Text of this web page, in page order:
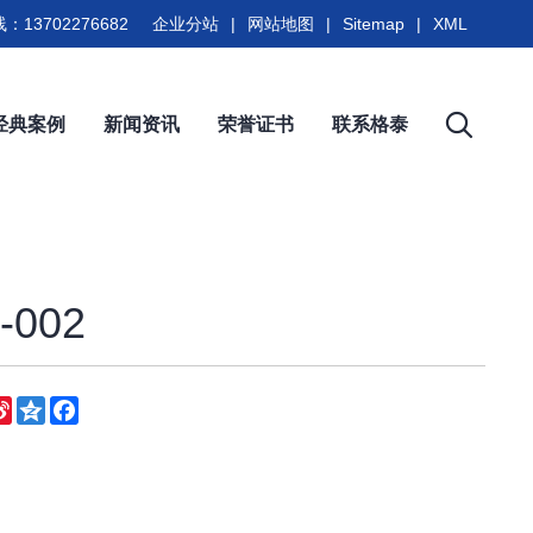
典案例 新闻资讯 荣誉证书 联系格泰
13702276682 企业分站 | 网站地图 | Sitemap | XML
002
Sina
Weibo
QzoneFacebook